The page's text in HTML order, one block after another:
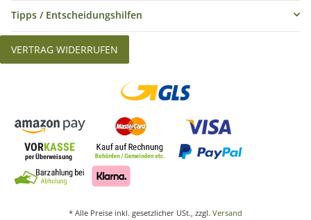
Tipps / Entscheidungshilfen
VERTRAG WIDERRUFEN
* Alle Preise inkl. gesetzlicher USt., zzgl. Versand